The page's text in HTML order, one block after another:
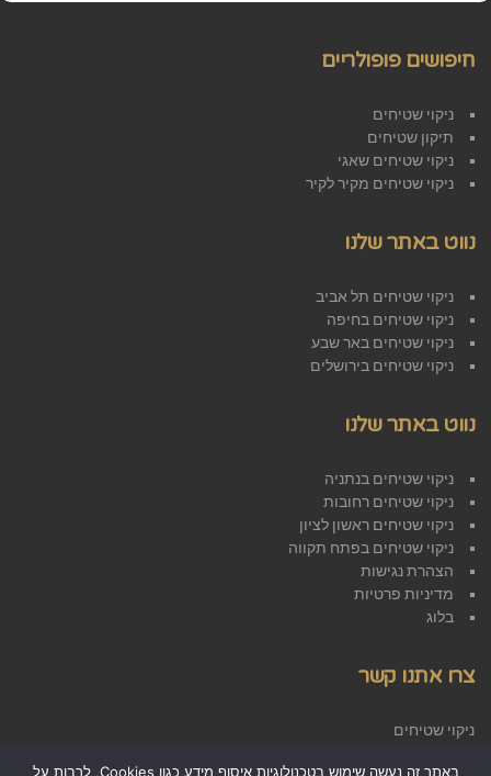
חיפושים פופולריים
ניקוי שטיחים
תיקון שטיחים
ניקוי שטיחים שאגי
ניקוי שטיחים מקיר לקיר
נווט באתר שלנו
ניקוי שטיחים תל אביב
ניקוי שטיחים בחיפה
ניקוי שטיחים באר שבע
ניקוי שטיחים בירושלים
נווט באתר שלנו
ניקוי שטיחים בנתניה
ניקוי שטיחים רחובות
ניקוי שטיחים ראשון לציון
ניקוי שטיחים בפתח תקווה
הצהרת נגישות
מדיניות פרטיות
בלוג
צרו אתנו קשר
ניקוי שטיחים
באתר זה נעשה שימוש בטכנולוגיות איסוף מידע כגון Cookies, לרבות על